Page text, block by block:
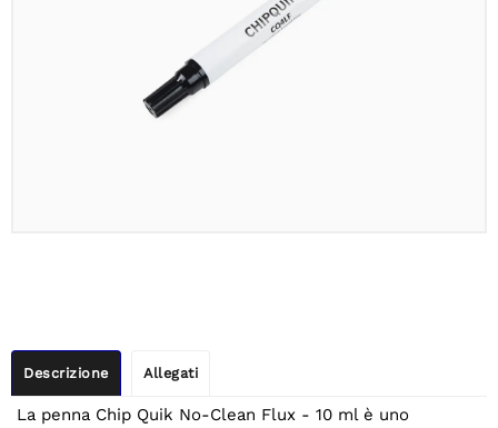
Descrizione Allegati
La penna Chip Quik No-Clean Flux - 10 ml è uno